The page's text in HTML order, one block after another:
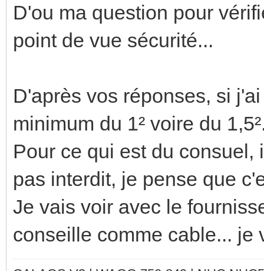
D'ou ma question pour
point de vue sécurité...
D'après vos réponses, si
minimum du 1² voire du
Pour ce qui est du
pas interdit, je pense que
Je vais voir avec le
conseille comme cable...